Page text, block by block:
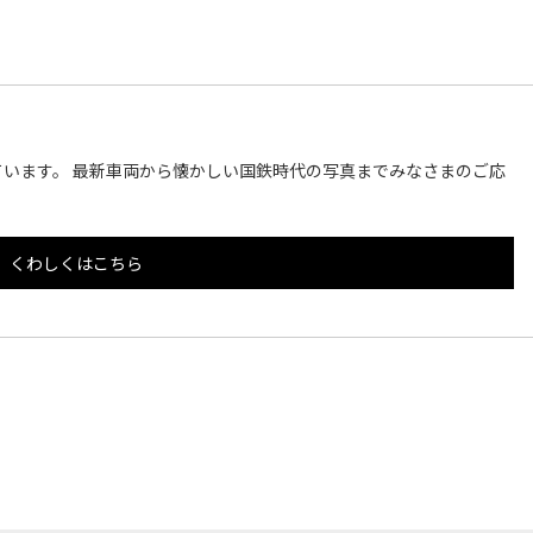
ます。 最新車両から懐かしい国鉄時代の写真までみなさまのご応
くわしくはこちら